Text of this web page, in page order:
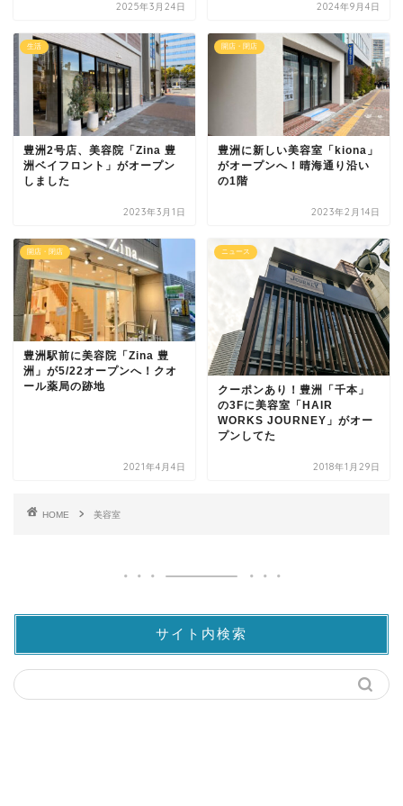
2025年3月24日 2024年9月4日
生活
豊洲2号店、美容院「Zina 豊
洲ベイフロント」がオープン
しました
2023年3月1日
開店・閉店
豊洲に新しい美容室「kiona」
がオープンへ！晴海通り沿い
の1階
2023年2月14日
開店・閉店
豊洲駅前に美容院「Zina 豊
洲」が5/22オープンへ！クオ
ール薬局の跡地
2021年4月4日
ニュース
クーポンあり！豊洲「千本」
の3Fに美容室「HAIR
WORKS JOURNEY」がオー
プンしてた
2018年1月29日
HOME 美容室
サイト内検索